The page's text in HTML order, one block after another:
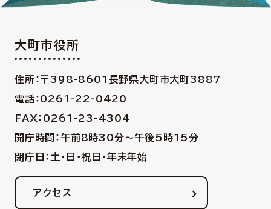
大町市役所
住所：〒398-8601 長野県大町市大町3887
電話：0261-22-0420
FAX：0261-23-4304
開庁時間：午前8時30分〜午後5時15分
閉庁日：土・日・祝日・年末年始
アクセス